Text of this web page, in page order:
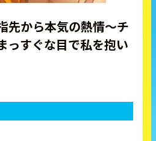
先から本気の熱情～チ
っすぐな目で私を抱い